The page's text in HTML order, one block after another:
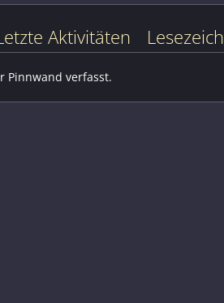
Aktivitäten
Pinnwand verfasst.